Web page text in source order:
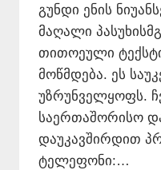
გუნდი ენის
მაღალი
თითოეული
მოწმდება. ეს
უზრუნველყოფს.
საერთაშორისო
დაუკავშირდით
ტელეფონი:…